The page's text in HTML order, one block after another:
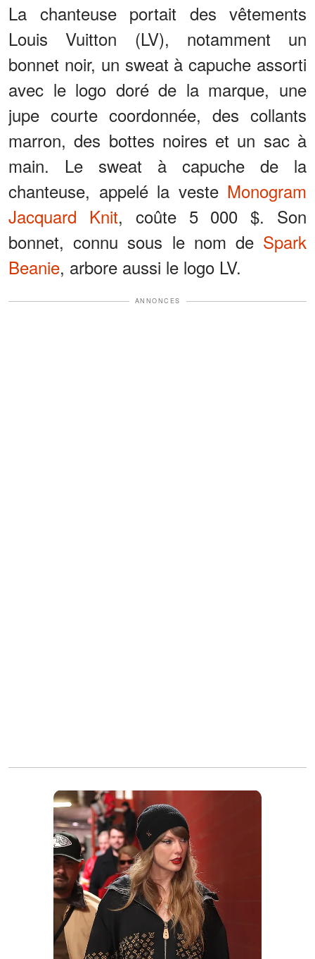
La chanteuse portait des vêtements
Louis Vuitton (LV), notamment un
bonnet noir, un sweat à capuche assorti
avec le logo doré de la marque, une
jupe courte coordonnée, des collants
marron, des bottes noires et un sac à
main. Le sweat à capuche de la
chanteuse, appelé la veste Monogram
Jacquard Knit, coûte 5 000 $. Son
bonnet, connu sous le nom de Spark
Beanie, arbore aussi le logo LV.
ANNONCES